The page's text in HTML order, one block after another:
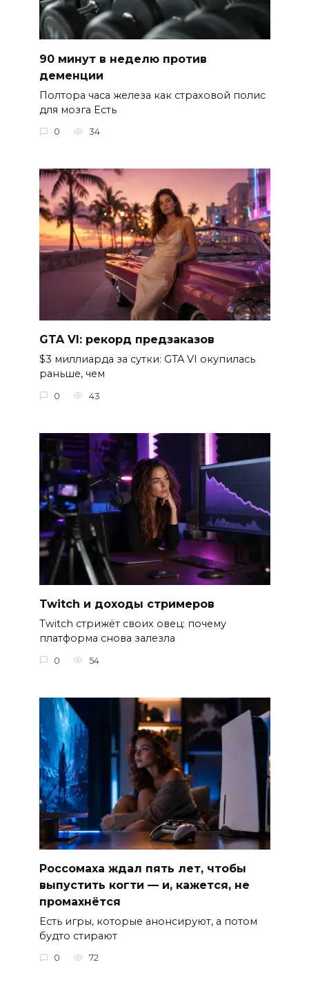
90 минут в неделю против
деменции
Полтора часа железа как страховой полис
для мозга Есть
0 34
GTA VI: рекорд предзаказов
$3 миллиарда за сутки: GTA VI окупилась
раньше, чем
0 43
Twitch и доходы стримеров
Twitch стрижёт своих овец: почему
платформа снова залезла
0 54
Россомаха ждал пять лет, чтобы
выпустить когти — и, кажется, не
промахнётся
Есть игры, которые анонсируют, а потом
будто стирают
0 72